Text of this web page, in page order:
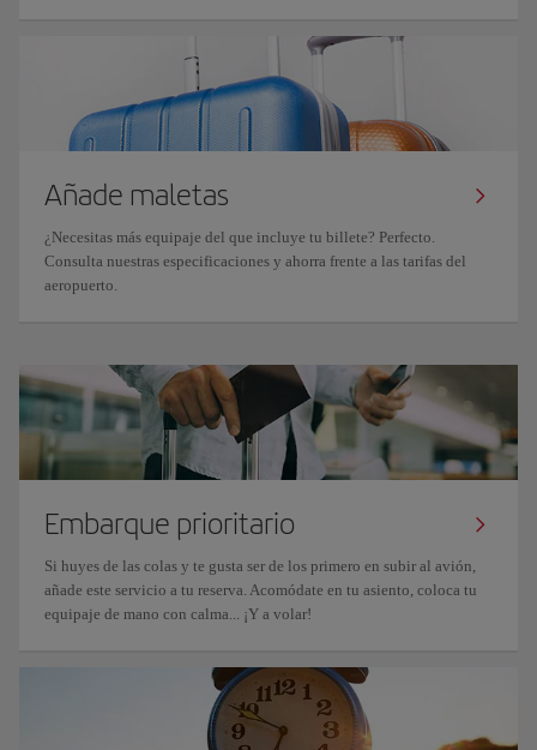
Añade maletas
¿Necesitas más equipaje del que incluye tu billete? Perfecto.
Consulta nuestras especificaciones y ahorra frente a las tarifas del
aeropuerto.
Embarque prioritario
Si huyes de las colas y te gusta ser de los primero en subir al avión,
añade este servicio a tu reserva. Acomódate en tu asiento, coloca tu
equipaje de mano con calma... ¡Y a volar!